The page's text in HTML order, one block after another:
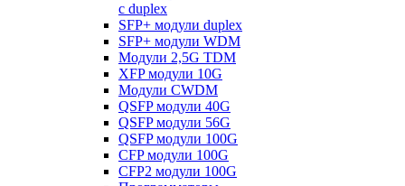
с duplex
SFP+ модули duplex
SFP+ модули WDM
Модули 2,5G TDM
XFP модули 10G
Модули CWDM
QSFP модули 40G
QSFP модули 56G
QSFP модули 100G
CFP модули 100G
CFP2 модули 100G